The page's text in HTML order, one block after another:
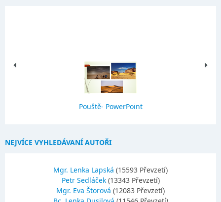
Pouště- PowerPoint
NEJVÍCE VYHLEDÁVANÍ AUTOŘI
Mgr. Lenka Lapská (15593 Převzetí)
Petr Sedláček (13343 Převzetí)
Mgr. Eva Štorová (12083 Převzetí)